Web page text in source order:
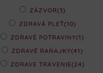
ZÁZVOR(3)
ZDRAVÁ PLEŤ(10)
ZDRAVÉ POTRAVINY(1)
ZDRAVÉ RAŇAJKY(41)
ZDRAVE TRÁVENIE(24)